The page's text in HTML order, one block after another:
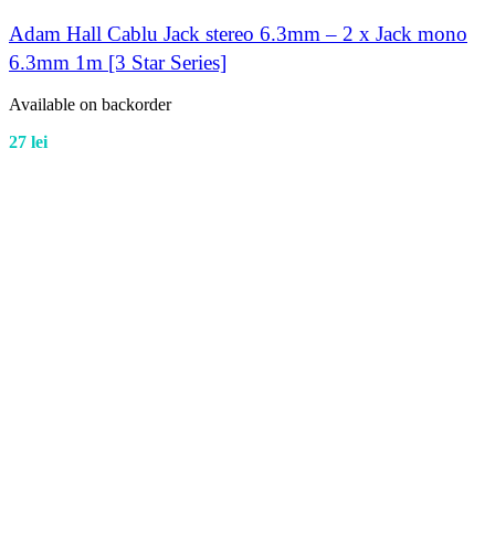
Adam Hall Cablu Jack stereo 6.3mm – 2 x Jack mono
6.3mm 1m [3 Star Series]
Available on backorder
27 lei